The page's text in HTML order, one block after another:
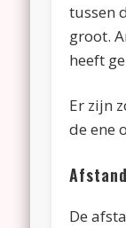
tussen
groot.
heeft
Er zijn
de ene
De